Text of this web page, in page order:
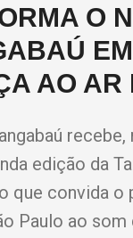
O
AO AR
recebe,
edição da
que convida o
Paulo ao